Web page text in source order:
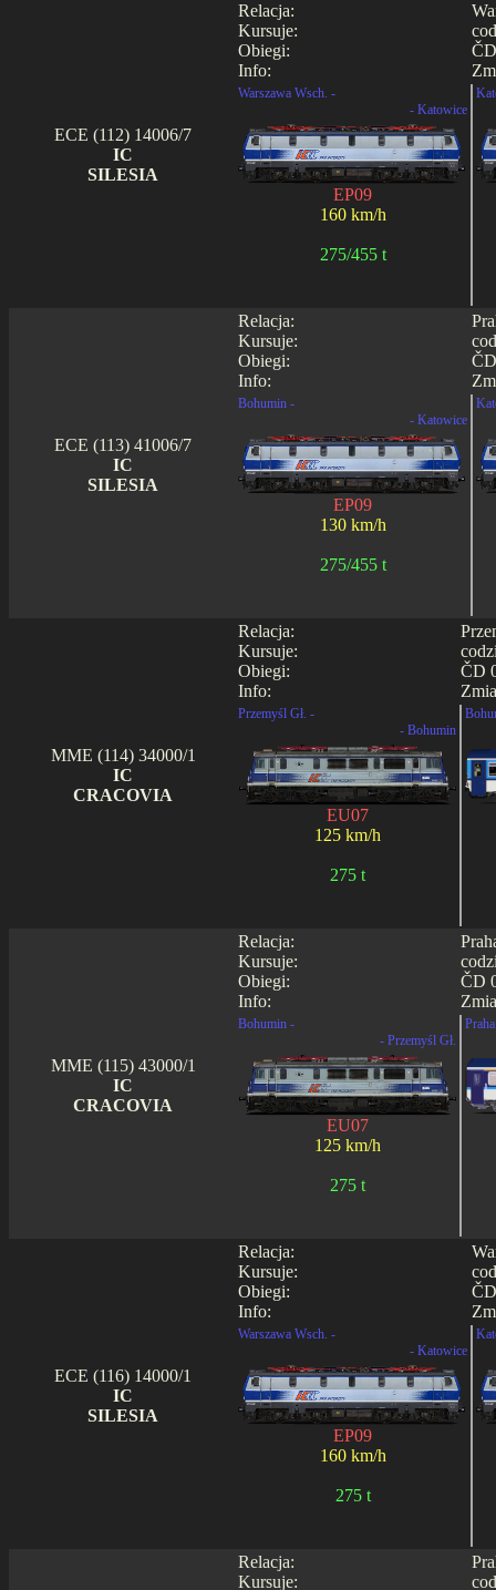
Relacja:
Kursuje:
Obiegi:
Info:
ECE (112) 14006/7
IC
SILESIA
Warszawa Wsch. -
- Katowice
EP09
160 km/h
275/455 t
Relacja:
Kursuje:
Obiegi:
Info:
ECE (113) 41006/7
IC
SILESIA
Bohumin -
- Katowice
EP09
130 km/h
275/455 t
Relacja:
Kursuje:
Obiegi:
Info:
ČD
MME (114) 34000/1
IC
CRACOVIA
Przemyśl Gł. -
- Bohumin
EU07
125 km/h
275 t
Relacja:
Kursuje:
Obiegi:
Info:
ČD
MME (115) 43000/1
IC
CRACOVIA
Bohumin -
- Przemyśl Gł.
EU07
125 km/h
275 t
Relacja:
Kursuje:
Obiegi:
Info:
ECE (116) 14000/1
IC
SILESIA
Warszawa Wsch. -
- Katowice
EP09
160 km/h
275 t
Relacja:
Kursuje: